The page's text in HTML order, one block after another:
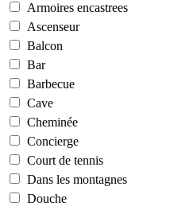
Armoires encastrees
Ascenseur
Balcon
Bar
Barbecue
Cave
Cheminée
Concierge
Court de tennis
Dans les montagnes
Douche